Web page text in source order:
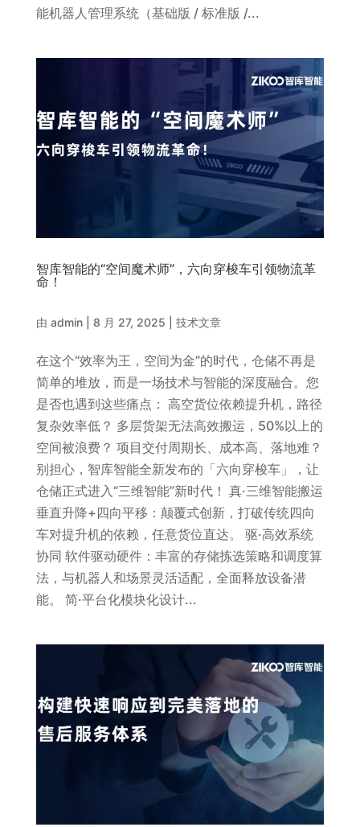
能机器人管理系统（基础版 / 标准版 /...
智库智能的“空间魔术师”，六向穿梭车引领物流革
命！
由 admin| 8 月 27, 2025 技术文章
在这个“效率为王，空间为金”的时代，仓储不再是
简单的堆放，而是一场技术与智能的深度融合。您
是否也遇到这些痛点： 高空货位依赖提升机，路径
复杂效率低？ 多层货架无法高效搬运，50%以上的
空间被浪费？ 项目交付周期长、成本高、落地难？
别担心，智库智能全新发布的「六向穿梭车」，让
仓储正式进入“三维智能”新时代！ 真·三维智能搬运
垂直升降+四向平移：颠覆式创新，打破传统四向
车对提升机的依赖，任意货位直达。 驱·高效系统
协同 软件驱动硬件：丰富的存储拣选策略和调度算
法，与机器人和场景灵活适配，全面释放设备潜
能。 简·平台化模块化设计...